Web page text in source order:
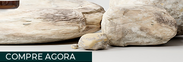
COMPRE AGORA